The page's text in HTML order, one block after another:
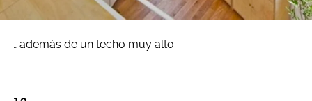
… además de un techo muy alto.